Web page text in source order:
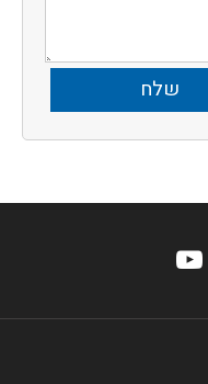
הוטלס
של הוטלסשל הוטלס
ערוץ היוטיוב של